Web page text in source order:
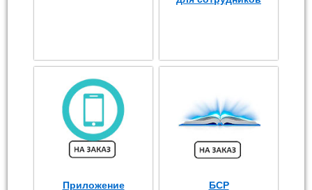
Приложение
БСР